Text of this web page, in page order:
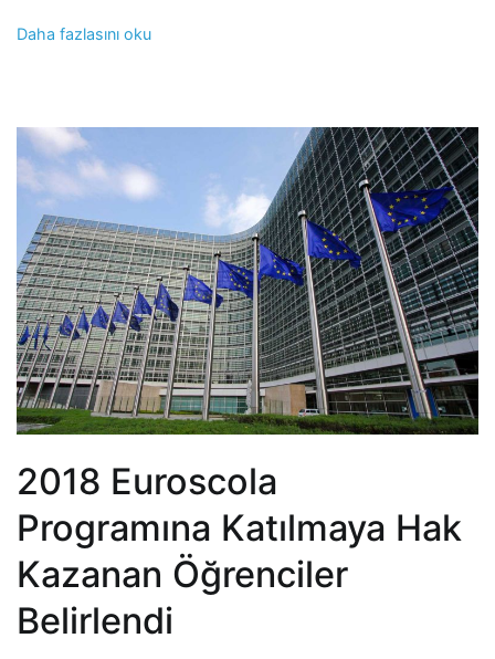
Daha fazlasını oku
2018 Euroscola
Programına Katılmaya Hak
Kazanan Öğrenciler
Belirlendi